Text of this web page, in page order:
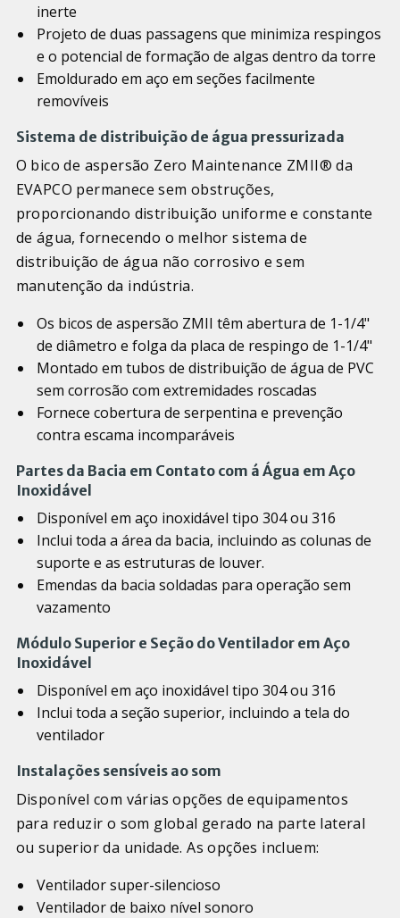
inerte
Projeto de duas passagens que minimiza respingos
e o potencial de formação de algas dentro da torre
Emoldurado em aço em seções facilmente
removíveis
Sistema de distribuição de água pressurizada
O bico de aspersão Zero Maintenance ZMII® da
EVAPCO permanece sem obstruções,
proporcionando distribuição uniforme e constante
de água, fornecendo o melhor sistema de
distribuição de água não corrosivo e sem
manutenção da indústria.
Os bicos de aspersão ZMII têm abertura de 1-1/4"
de diâmetro e folga da placa de respingo de 1-1/4"
Montado em tubos de distribuição de água de PVC
sem corrosão com extremidades roscadas
Fornece cobertura de serpentina e prevenção
contra escama incomparáveis
Partes da Bacia em Contato com á Água em Aço
Inoxidável
Disponível em aço inoxidável tipo 304 ou 316
Inclui toda a área da bacia, incluindo as colunas de
suporte e as estruturas de louver.
Emendas da bacia soldadas para operação sem
vazamento
Módulo Superior e Seção do Ventilador em Aço
Inoxidável
Disponível em aço inoxidável tipo 304 ou 316
Inclui toda a seção superior, incluindo a tela do
ventilador
Instalações sensíveis ao som
Disponível com várias opções de equipamentos
para reduzir o som global gerado na parte lateral
ou superior da unidade. As opções incluem:
Ventilador super-silencioso
Ventilador de baixo nível sonoro